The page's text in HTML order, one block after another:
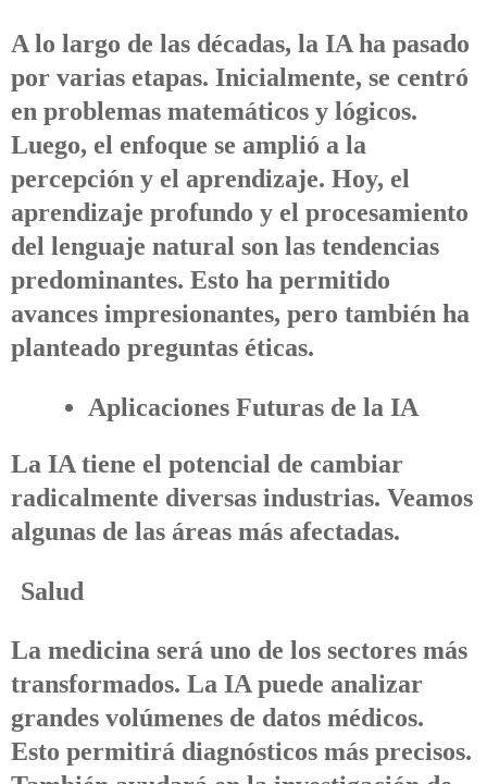
A lo largo de las décadas, la IA ha pasado
por varias etapas. Inicialmente, se centró
en problemas matemáticos y lógicos.
Luego, el enfoque se amplió a la
percepción y el aprendizaje. Hoy, el
aprendizaje profundo y el procesamiento
del lenguaje natural son las tendencias
predominantes. Esto ha permitido
avances impresionantes, pero también ha
planteado preguntas éticas.
Aplicaciones Futuras de la IA
La IA tiene el potencial de cambiar
radicalmente diversas industrias. Veamos
algunas de las áreas más afectadas.
Salud
La medicina será uno de los sectores más
transformados. La IA puede analizar
grandes volúmenes de datos médicos.
Esto permitirá diagnósticos más precisos.